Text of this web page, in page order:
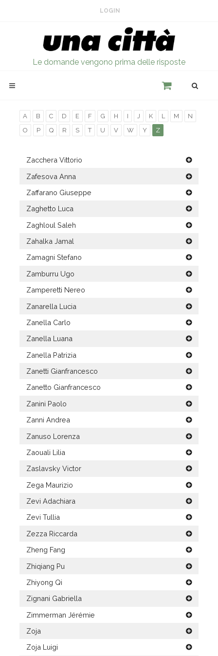
LOGIN
Le domande vengono prima delle risposte
A B C D E F G H I J K L M
N
O
P Q R S T U V W Y Z
Zacchera Vittorio
Zafesova Anna
Zaffarano Giuseppe
Zaghetto Luca
Zaghloul Saleh
Zahalka Jamal
Zamagni Stefano
Zamburru Ugo
Zamperetti Nereo
Zanarella Lucia
Zanella Carlo
Zanella Luana
Zanella Patrizia
Zanetti Gianfrancesco
Zanetto Gianfrancesco
Zanini Paolo
Zanni Andrea
Zanuso Lorenza
Zaouali Lilia
Zaslavsky Victor
Zega Maurizio
Zevi Adachiara
Zevi Tullia
Zezza Riccarda
Zheng Fang
Zhiqiang Pu
Zhiyong Qi
Zignani Gabriella
Zimmerman Jérémie
Zoja
Zoja Luigi